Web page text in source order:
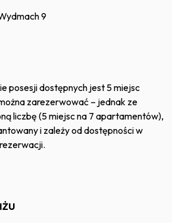
9
posesji dostępnych jest 5 miejsc
zarezerwować – jednak ze
liczbę (5 miejsc na 7 apartamentów),
i zależy od dostępności w